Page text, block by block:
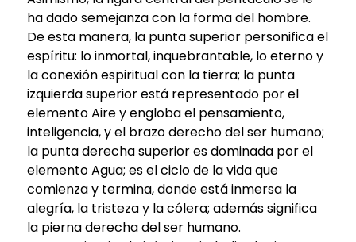
ha dado semejanza con la forma del hombre.
De esta manera, la punta superior personifica el
espíritu: lo inmortal, inquebrantable, lo eterno y
la conexión espiritual con la tierra; la punta
izquierda superior está representado por el
elemento Aire y engloba el pensamiento,
inteligencia, y el brazo derecho del ser humano;
la punta derecha superior es dominada por el
elemento Agua; es el ciclo de la vida que
comienza y termina, donde está inmersa la
alegría, la tristeza y la cólera; además significa
la pierna derecha del ser humano.